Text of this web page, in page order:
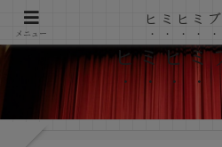
ヒミヒミ
メニュー
ヒミヒミ